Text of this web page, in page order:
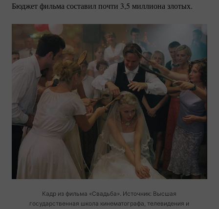
Бюджет фильма составил почти 3,5 миллиона злотых.
Кадр из фильма «Свадьба». Источник: Высшая
государственная школа кинематографа, телевидения и